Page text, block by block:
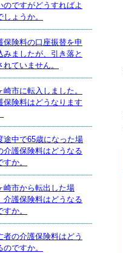
のですがどうすればよ
しょうか。
保険料の口座振替を申
みましたが、引き落と
れていません。
崎市に転入しました。
保険料はどうなります
途中で65歳になった場
介護保険料はどうなる
すか。
崎市から転出した場
介護保険料はどうなる
すか。
者の介護保険料はどう
のですか。